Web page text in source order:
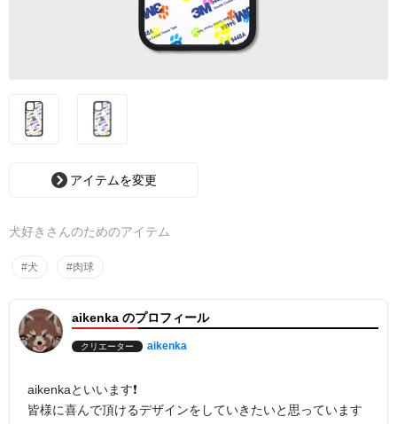
アイテムを変更
犬好きさんのためのアイテム
#犬 #肉球
aikenka のプロフィール
クリエーター aikenka
aikenkaといいます❗
皆様に喜んで頂けるデザインをしていきたいと思っています